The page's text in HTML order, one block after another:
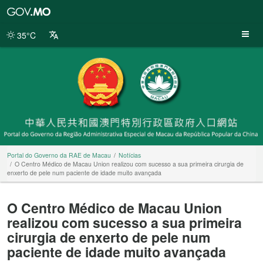
da
35°C
Portal do Governo da RAE de Macau
Notícias
O Centro Médico de Macau Union realizou com sucesso a sua primeira cirurgia de
enxerto de pele num paciente de idade muito avançada
O Centro Médico de Macau Union
realizou com sucesso a sua primeira
cirurgia de enxerto de pele num
paciente de idade muito avançada